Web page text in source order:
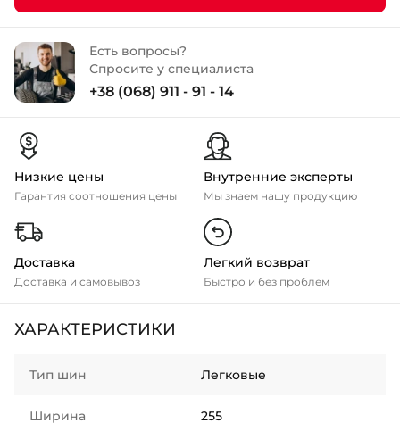
Есть вопросы?
Спросите у специалиста
+38 (068) 911 - 91 - 14
Низкие цены
Гарантия соотношения цены
Внутренние эксперты
Мы знаем нашу продукцию
Доставка
Доставка и самовывоз
Легкий возврат
Быстро и без проблем
ХАРАКТЕРИСТИКИ
Тип шин Легковые
Ширина 255